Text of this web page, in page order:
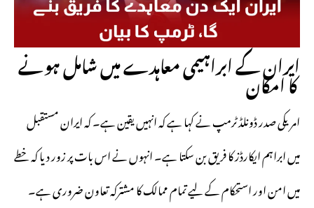
ایران کے ابراہیمی معاہدے میں شامل ہونےکا امکان
امریکی صدر ڈونلڈ ٹرمپ نے کہا ہے کہ انہیں یقین ہے۔ کہ ایران مستقبل
میں ابراہم ایکارڈز کا فریق بن سکتا ہے۔ انہوں نے اس بات پر زور دیا کہ خطے
میں امن اور استحکام کے لیے تمام ممالک کا مشترکہ تعاون ضروری ہے۔